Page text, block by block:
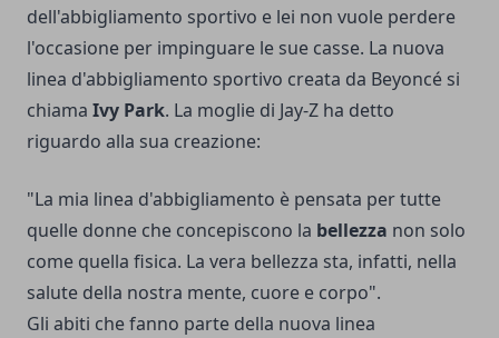
dell'abbigliamento sportivo e lei non vuole perdere
l'occasione per impinguare le sue casse. La nuova
linea d'abbigliamento sportivo creata da Beyoncé si
chiama Ivy Park. La moglie di Jay-Z ha detto
riguardo alla sua creazione:
"La mia linea d'abbigliamento è pensata per tutte
quelle donne che concepiscono la bellezza non solo
come quella fisica. La vera bellezza sta, infatti, nella
salute della nostra mente, cuore e corpo".
Gli abiti che fanno parte della nuova linea